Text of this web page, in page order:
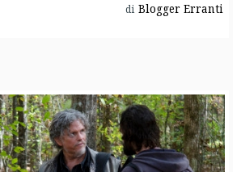
di Blogger Erranti